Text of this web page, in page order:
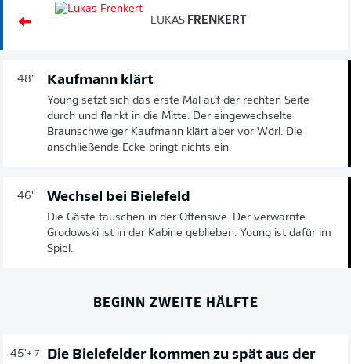
LUKAS FRENKERT
48' Kaufmann klärt
Young setzt sich das erste Mal auf der rechten Seite
durch und flankt in die Mitte. Der eingewechselte
Braunschweiger Kaufmann klärt aber vor Wörl. Die
anschließende Ecke bringt nichts ein.
46' Wechsel bei Bielefeld
Die Gäste tauschen in der Offensive. Der verwarnte
Grodowski ist in der Kabine geblieben. Young ist dafür im
Spiel.
BEGINN ZWEITE HÄLFTE
45'+ 7
Die Bielefelder kommen zu spät aus der